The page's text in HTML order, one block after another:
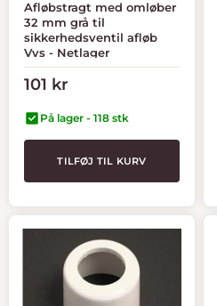
Afløbstragt med omløber
32 mm grå til
sikkerhedsventil afløb
Vvs - Netlager
Tilbudspris
101 kr
På lager - 118 stk
TILFØJ TIL KURV